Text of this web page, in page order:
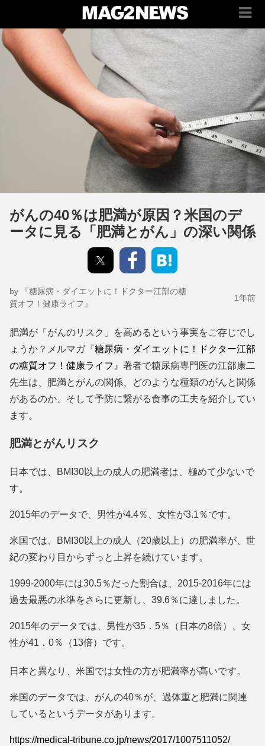
がんの40％は肥満が原因？米国のデ
ータに見る「肥満とがん」の深い関係
by 『糖尿病・ダイエットに！ドクター江部の糖
質オフ！健康ライフ』
1年前
肥満が「がんのリスク」を高めるという事実をご存じでし
ょうか？メルマガ『糖尿病・ダイエットに！ドクター江部
の糖質オフ！健康ライフ 』著者で糖尿病専門医の江部康二
先生は、肥満とがんの関係、どのような種類のがんと関係
があるのか、そして予防に繋がる食事の工夫を紹介してい
ます。
肥満とがんリスク
日本では、BMI30以上の成人の肥満者は、極めて少ないで
す。
2015年のデータで、男性が4.4％、女性が3.1％です。
米国では、BMI30以上の成人（20歳以上）の肥満率が、世
紀の変わり目からずっと上昇を続けています。
1999-2000年には30.5％だった割合は、2015-2016年には
過去最悪の水準をさらに更新し、39.6％に達しました。
2015年のデータでは、男性が35．5％（日本の8倍）、女
性が41．0％（13倍）です。
日本と異なり、米国では女性の方が肥満率が高いです。
米国のデータでは、がんの40％が、過体重と肥満に関連
しているというデータがあります。
https://medical-tribune.co.jp/news/2017/1007511052/